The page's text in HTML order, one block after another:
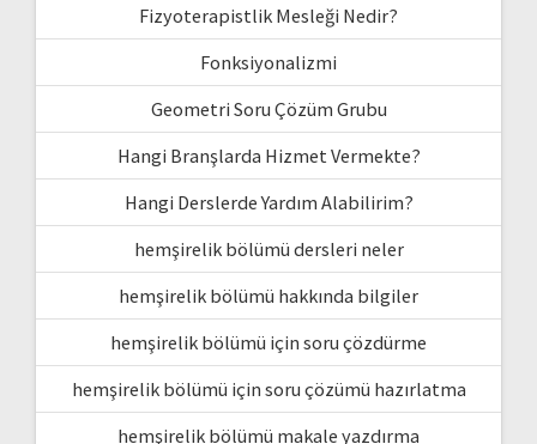
Fizyoterapistlik Mesleği Nedir?
Fonksiyonalizmi
Geometri Soru Çözüm Grubu
Hangi Branşlarda Hizmet Vermekte?
Hangi Derslerde Yardım Alabilirim?
hemşirelik bölümü dersleri neler
hemşirelik bölümü hakkında bilgiler
hemşirelik bölümü için soru çözdürme
hemşirelik bölümü için soru çözümü hazırlatma
hemşirelik bölümü makale yazdırma